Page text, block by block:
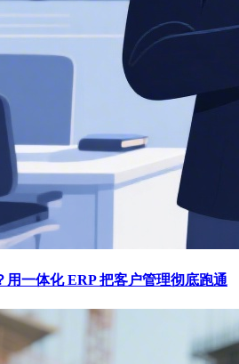
一体化 ERP 把客户管理彻底跑通